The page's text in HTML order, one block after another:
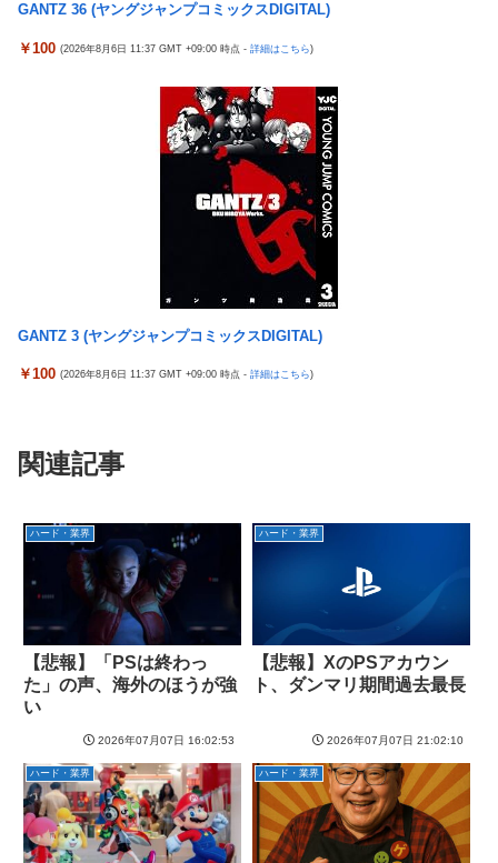
と「Type-B」になってしまう
GANTZ 36 (ヤングジャンプコミックスDIGITAL)
￥100 (2026年8月6日 11:37 GMT +09:00 時点 - 詳細はこちら)
GANTZ 3 (ヤングジャンプコミックスDIGITAL)
￥100 (2026年8月6日 11:37 GMT +09:00 時点 - 詳細はこちら)
関連記事
ハード・業界
【悲報】「PSは終わっ
た」の声、海外のほうが強
い
2026年07月07日 16:02:53
ハード・業界
【悲報】XのPSアカウン
ト、ダンマリ期間過去最長
2026年07月07日 21:02:10
ハード・業界 ハード・業界